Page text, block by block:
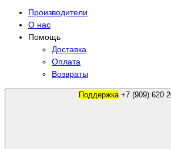
Производители
О нас
Помощь
Доставка
Оплата
Возвраты
Поддержка